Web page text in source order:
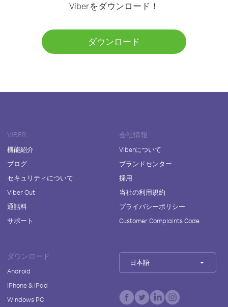
Viberをダウンロード！
ダウンロード
VIBER
機能紹介
ブログ
セキュリティについて
Viber Out
通話料
サポート
会社情報
Viberについて
ブランドセンター
採用
当社の利用規約
プライバシーポリシー
Customer Complaints Code
ダウンロード
Android
iPhone & iPad
Windows PC
日本語